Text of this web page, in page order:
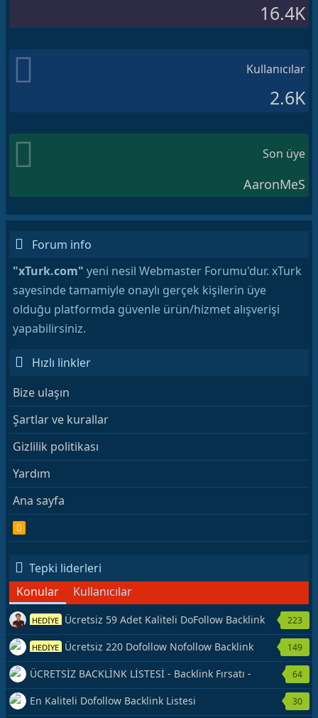
16.4K
Kullanıcılar
2.6K
Son üye
AaronMeS
Forum info
"xTurk.com" yeni nesil Webmaster Forumu'dur. xTurk
sayesinde tamamiyle onaylı gerçek kişilerin üye
olduğu platformda güvenle ürün/hizmet alışverişi
yapabilirsiniz.
Hızlı linkler
Bize ulaşın
Şartlar ve kurallar
Gizlilik politikası
Yardım
Ana sayfa
S
Tepki liderleri
Konular
Kullanıcılar
HEDİYE Ücretsiz 59 Adet Kaliteli DoFollow Backlink
Kaynağı Veriyorum.
223
HEDİYE Ücretsiz 220 Dofollow Nofollow Backlink
Veriyorum
149
ÜCRETSİZ BACKLİNK LİSTESİ - Backlink Fırsatı -
Hemen Yetiş!
64
En Kaliteli Dofollow Backlink Listesi 30